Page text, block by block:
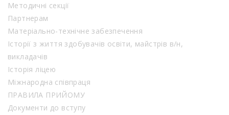
Методичні секції
Партнерам
Матеріально-технічне забезпечення
Історії з життя здобувачів освіти, майстрів в/н,
викладачів
Історія ліцею
Міжнародна співпраця
ПРАВИЛА ПРИЙОМУ
Документи до вступу